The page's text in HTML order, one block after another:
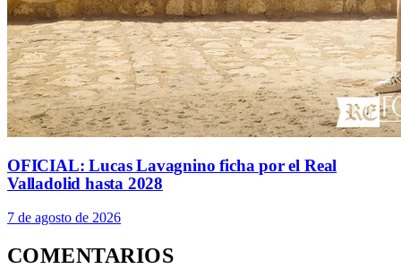
OFICIAL: Lucas Lavagnino ficha por el Real
Valladolid hasta 2028
7 de agosto de 2026
COMENTARIOS